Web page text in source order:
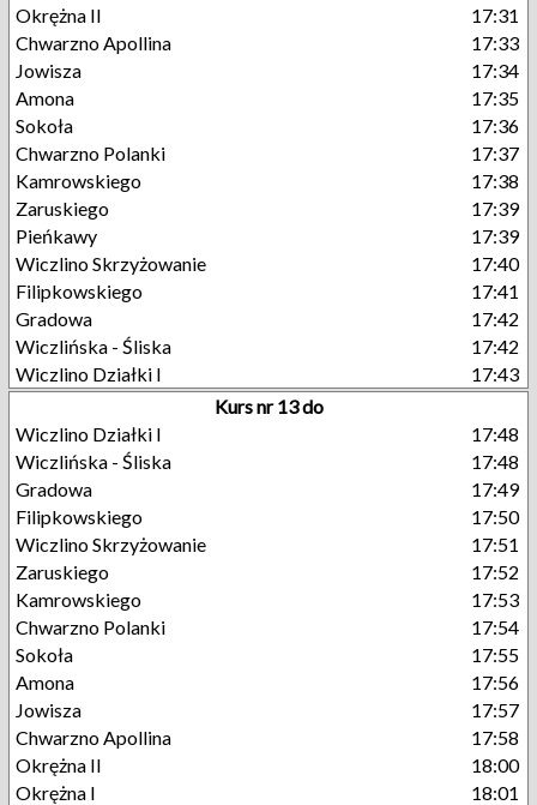
Okrężna II
17:31
Chwarzno Apollina
17:33
Jowisza
17:34
Amona
17:35
Sokoła
17:36
Chwarzno Polanki
17:37
Kamrowskiego
17:38
Zaruskiego
17:39
Pieńkawy
17:39
Wiczlino Skrzyżowanie
17:40
Filipkowskiego
17:41
Gradowa
17:42
Wiczlińska - Śliska
17:42
Wiczlino Działki I
17:43
Kurs nr 13 do
Wiczlino Działki I
17:48
Wiczlińska - Śliska
17:48
Gradowa
17:49
Filipkowskiego
17:50
Wiczlino Skrzyżowanie
17:51
Zaruskiego
17:52
Kamrowskiego
17:53
Chwarzno Polanki
17:54
Sokoła
17:55
Amona
17:56
Jowisza
17:57
Chwarzno Apollina
17:58
Okrężna II
18:00
Okrężna I
18:01